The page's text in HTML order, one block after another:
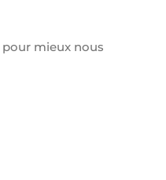
pour mieux nous